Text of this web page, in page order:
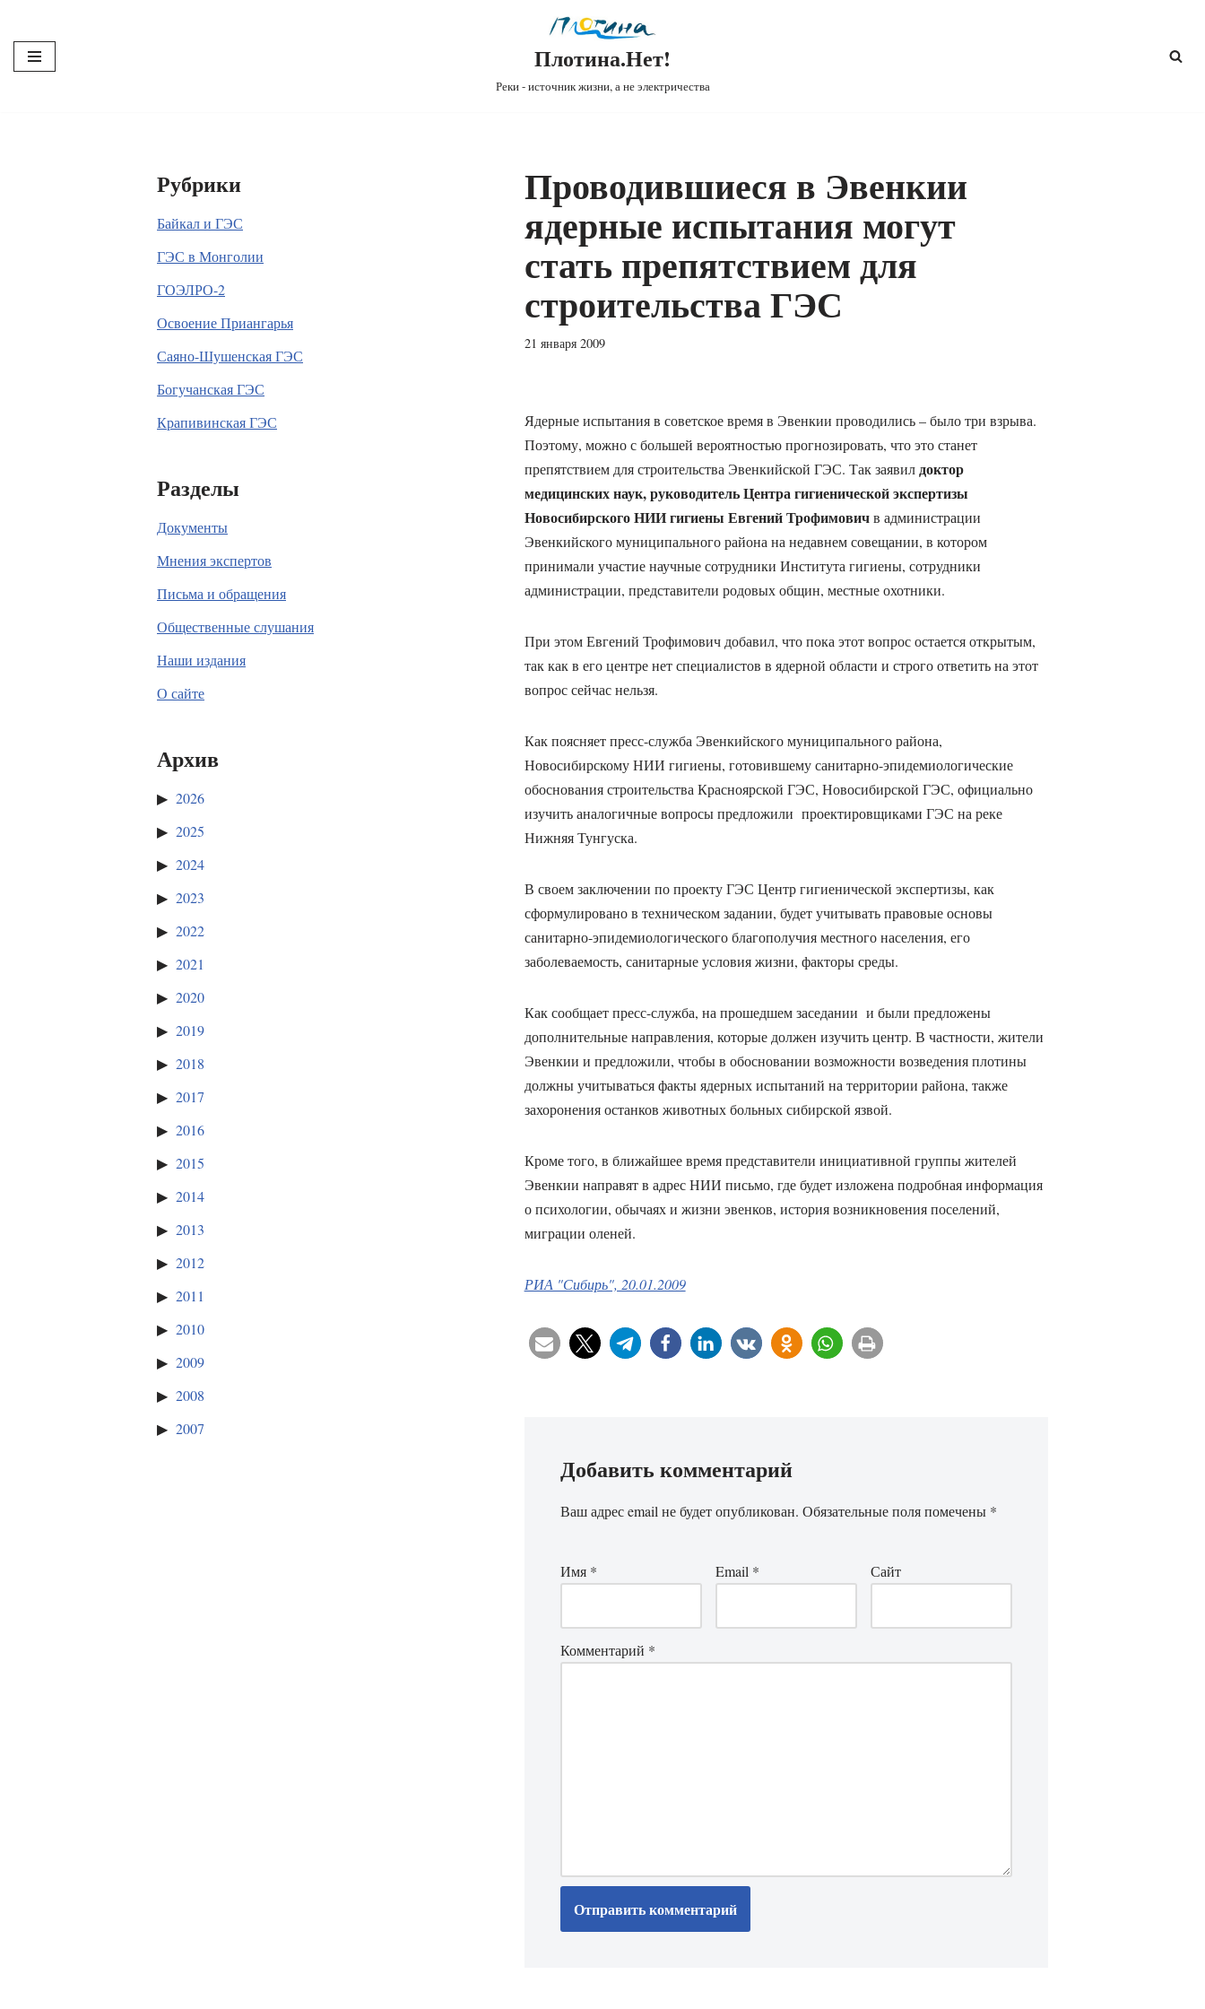
Перейти
к
Плотина.Нет!
Реки - источник жизни, а не электричества
Рубрики
Байкал и ГЭС
ГЭС в Монголии
ГОЭЛРО-2
Освоение Приангарья
Саяно-Шушенская ГЭС
Богучанская ГЭС
Крапивинская ГЭС
Разделы
Документы
Мнения экспертов
Письма и обращения
Общественные слушания
Наши издания
О сайте
Архив
2026
2025
2024
2023
2022
2021
2020
2019
2018
2017
2016
2015
2014
2013
2012
2011
2010
2009
2008
2007
Проводившиеся в Эвенкии
ядерные испытания могут
стать препятствием для
строительства ГЭС
21 января 2009
Ядерные испытания в советское время в Эвенкии проводились – было три взрыва.
Поэтому, можно с большей вероятностью прогнозировать, что это станет
препятствием для строительства Эвенкийской ГЭС. Так заявилдоктор
медицинских наук, руководитель Центра гигиенической экспертизы
Новосибирского НИИ гигиены Евгений Трофимовичв администрации
Эвенкийского муниципального района на недавнем совещании, в котором
принимали участие научные сотрудники Института гигиены, сотрудники
администрации, представители родовых общин, местные охотники.
При этом Евгений Трофимович добавил, что пока этот вопрос остается открытым,
так как в его центре нет специалистов в ядерной области и строго ответить на этот
вопрос сейчас нельзя.
Как поясняет пресс-служба Эвенкийского муниципального района,
Новосибирскому НИИ гигиены, готовившему санитарно-эпидемиологические
обоснования строительства Красноярской ГЭС, Новосибирской ГЭС, официально
изучить аналогичные вопросы предложили проектировщиками ГЭС на реке
Нижняя Тунгуска.
В своем заключении по проекту ГЭС Центр гигиенической экспертизы, как
сформулировано в техническом задании, будет учитывать правовые основы
санитарно-эпидемиологического благополучия местного населения, его
заболеваемость, санитарные условия жизни, факторы среды.
Как сообщает пресс-служба, на прошедшем заседании и были предложены
дополнительные направления, которые должен изучить центр. В частности, жители
Эвенкии и предложили, чтобы в обосновании возможности возведения плотины
должны учитываться факты ядерных испытаний на территории района, также
захоронения останков животных больных сибирской язвой.
Кроме того, в ближайшее время представители инициативной группы жителей
Эвенкии направят в адрес НИИ письмо, где будет изложена подробная информация
о психологии, обычаях и жизни эвенков, история возникновения поселений,
миграции оленей.
РИА "Сибирь", 20.01.2009
Добавить комментарий
Ваш адрес email не будет опубликован. Обязательные поля помечены *
Имя * Email * Сайт
Комментарий *